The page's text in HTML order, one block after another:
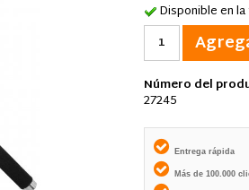
Disponible en
Número del
27245
Entrega rápida
Más de 100.000